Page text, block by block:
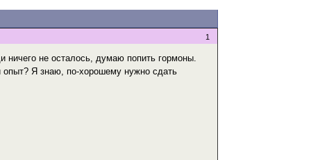
1
ничего не осталось, думаю попить гормоны.
Я знаю, по-хорошему нужно сдать